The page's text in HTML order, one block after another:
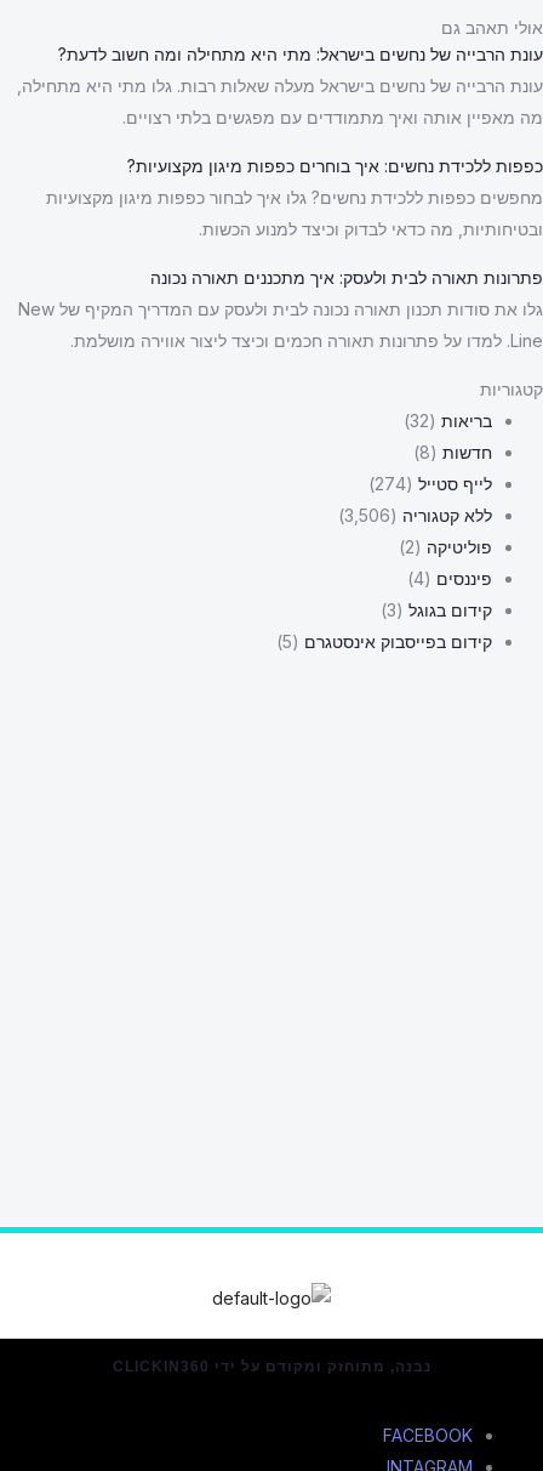
אולי תאהב גם
עונת הרבייה של נחשים בישראל: מתי היא מתחילה ומה חשוב לדעת?
עונת הרבייה של נחשים בישראל מעלה שאלות רבות. גלו מתי היא מתחילה,
מה מאפיין אותה ואיך מתמודדים עם מפגשים בלתי רצויים.
כפפות ללכידת נחשים: איך בוחרים כפפות מיגון מקצועיות?
מחפשים כפפות ללכידת נחשים? גלו איך לבחור כפפות מיגון מקצועיות
ובטיחותיות, מה כדאי לבדוק וכיצד למנוע הכשות.
פתרונות תאורה לבית ולעסק: איך מתכננים תאורה נכונה
גלו את סודות תכנון תאורה נכונה לבית ולעסק עם המדריך המקיף של New
Line. למדו על פתרונות תאורה חכמים וכיצד ליצור אווירה מושלמת.
קטגוריות
בריאות (32)
חדשות (8)
לייף סטייל (274)
ללא קטגוריה (3,506)
פוליטיקה (2)
פיננסים (4)
קידום בגוגל (3)
קידום בפייסבוק אינסטגרם (5)
נבנה, מתוחזק ומקודם על ידי CLICKIN360
FACEBOOK